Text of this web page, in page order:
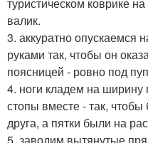
туристическом коврике
валик.
3. аккуратно опускаемся
руками так, чтобы он
поясницей - ровно под
4. ноги кладем на
стопы вместе - так,
друга, а пятки были на